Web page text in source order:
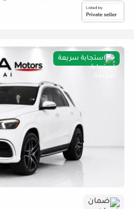
استجابة سريعة
ضمان